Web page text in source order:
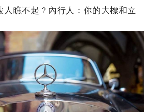
人瞧不起？內行人：你的大標和立